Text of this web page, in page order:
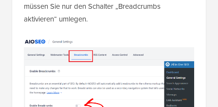
müssen Sie nur den Schalter „Breadcrumbs
aktivieren“ umlegen.